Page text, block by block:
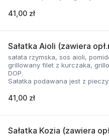
41,00 zł
Sałatka Aioli (zawiera
sałata rzymska, sos aioli,
grillowany filet z kurczaka,
DOP.
Sałatka podawana jest z
41,00 zł
Sałatka Kozia (zawiera